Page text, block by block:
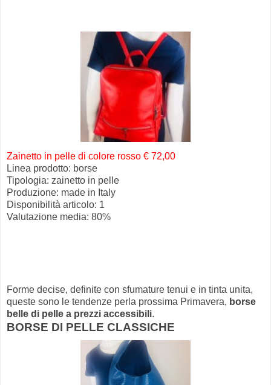
Zainetto in pelle di colore rosso € 72,00
Linea prodotto: borse
Tipologia: zainetto in pelle
Produzione: made in Italy
Disponibilità articolo: 1
Valutazione media: 80%
Forme decise, definite con sfumature tenui e in tinta unita,
queste sono le tendenze perla prossima Primavera, borse
belle di pelle a prezzi accessibili.
BORSE DI PELLE CLASSICHE